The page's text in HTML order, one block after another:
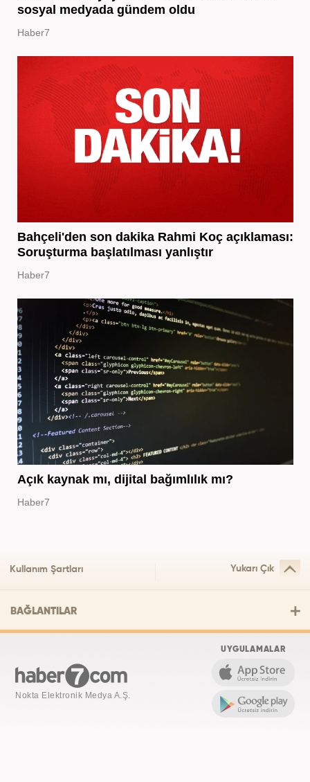
sosyal medyada gündem oldu
Haber7
Bahçeli'den son dakika Rahmi Koç açıklaması:
Soruşturma başlatılması yanlıştır
Haber7
Açık kaynak mı, dijital bağımlılık mı?
Haber7
Kullanım Şartları Yukarı Çık
BAĞLANTILAR
Nokta Elektronik Medya A.Ş.
UYGULAMALAR